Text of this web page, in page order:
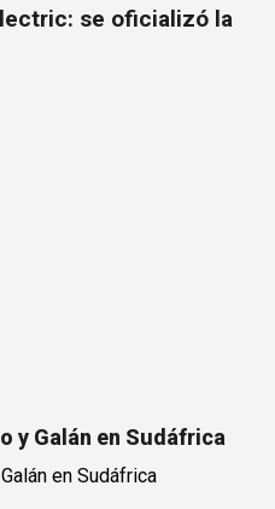
se oficializó la
y Galán en Sudáfrica